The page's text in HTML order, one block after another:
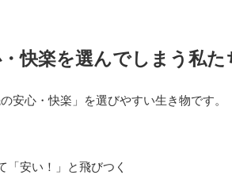
快楽を選んでしまう私た
安心・快楽」を選びやすい生き物です。
「安い！」と飛びつく